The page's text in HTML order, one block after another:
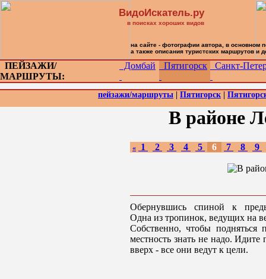
ПЕЙЗАЖИ/
МАРШРУТЫ:
Домбай Пятигорск Санкт-
пейзажи/маршруты Пятигорск
В районе
« 1 2 3 4 5 6 7 8 9
Обернувшись спиной к
Одна из тропинок, ведущих на
Собственно, чтобы
местность знать не надо.
вверх - все они ведут к цели.
ВидоИскатель.ру
в поисках хороших видов
на сайте - фотографии автора, в основном
а также описания туристских маршрутов и